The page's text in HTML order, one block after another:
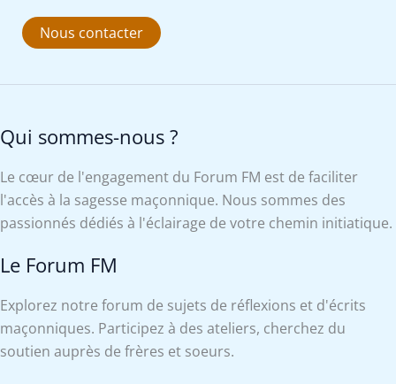
Nous contacter
Qui sommes-nous ?
Le cœur de l'engagement du Forum FM est de faciliter
l'accès à la sagesse maçonnique. Nous sommes des
passionnés dédiés à l'éclairage de votre chemin initiatique.
Le Forum FM
Explorez notre forum de sujets de réflexions et d'écrits
maçonniques. Participez à des ateliers, cherchez du
soutien auprès de frères et soeurs.